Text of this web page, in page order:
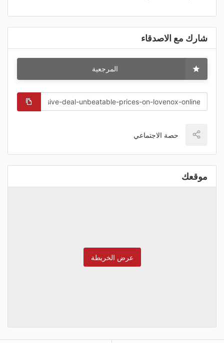
شارك مع الاصدقاء
المرجعية
حصة الاجتماعي
موقعك
عرض الخريطة